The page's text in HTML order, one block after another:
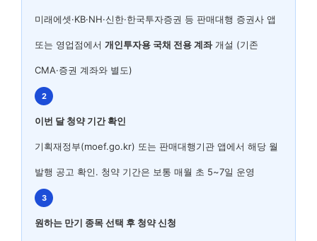
미래에셋·KB·NH·신한·한국투자증권 등 판매대행 증권사 앱
또는 영업점에서 개인투자용 국채 전용 계좌개설 (기존
CMA·증권 계좌와 별도)
2
이번 달 청약 기간 확인
기획재정부(moef.go.kr) 또는 판매대행기관 앱에서 해당 월
발행 공고 확인. 청약 기간은 보통 매월 초 5~7일 운영
3
원하는 만기 종목 선택 후 청약 신청